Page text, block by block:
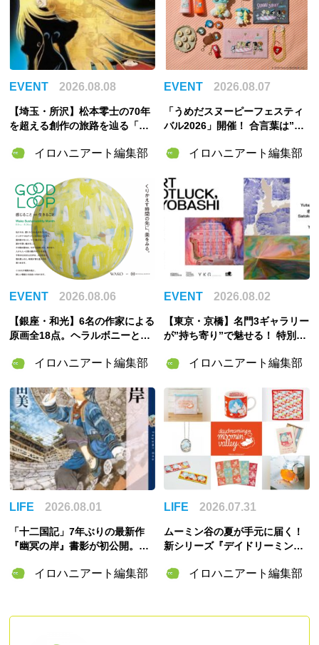
EVENT 2026.08.08
【埼玉・所沢】松本零士の70年
を超える創作の旅路を辿る「松
ジアムで開催決定！
イロハニアート編集部
EVENT 2026.08.07
「うめだスヌーピーフェスティ
バル2026」開催！ 合言葉は”明
特別な2週間
イロハニアート編集部
EVENT 2026.08.06
【銀座・和光】6名の作家による
原画全18点。ヘラルボニーとの
6」8月6日開催
イロハニアート編集部
EVENT 2026.08.02
【東京・京橋】名門3ギャラリー
が”持ち寄り”で魅せる！ 特別企
SHI」Gallery & Bakery Tokyo
イロハニアート編集部
LIFE 2026.08.01
「十二国記」7年ぶりの最新作
『幽冥の岸』書影が初公開。山
在・琅燦イロハニアート編集部
LIFE 2026.07.31
ムーミン谷の夏が手元に届く！
新シリーズ『デイドリーミング
＆「ムーミンの日」スペシャル
イロハニアート編集部